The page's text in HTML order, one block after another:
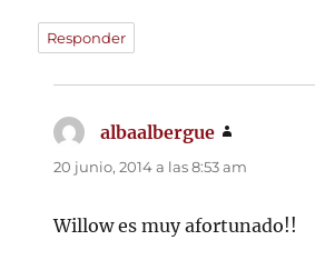
Responder
albaalbergue
20 junio, 2014 a las 8:53 am
Willow es muy afortunado!!